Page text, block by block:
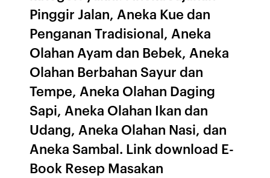
Pinggir Jalan, Aneka Kue dan
Penganan Tradisional, Aneka
Olahan Ayam dan Bebek, Aneka
Olahan Berbahan Sayur dan
Tempe, Aneka Olahan Daging
Sapi, Aneka Olahan Ikan dan
Udang, Aneka Olahan Nasi, dan
Aneka Sambal. Link download E-
Book Resep Masakan